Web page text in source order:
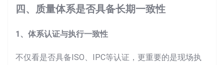
四、质量体系是否具备长期一致性
1、体系认证与执行一致性
不仅看是否具备ISO、IPC等认证，更重要的是现场执